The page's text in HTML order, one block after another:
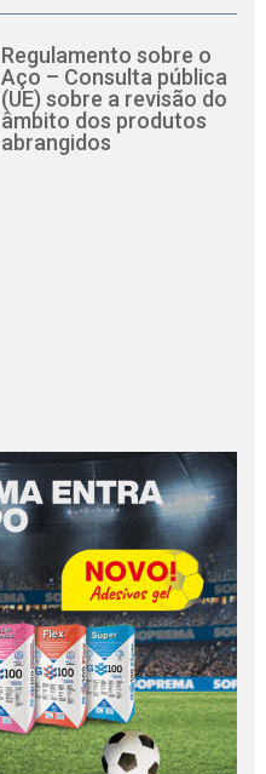
Regulamento sobre o
Aço – Consulta pública
(UE) sobre a revisão do
âmbito dos produtos
abrangidos